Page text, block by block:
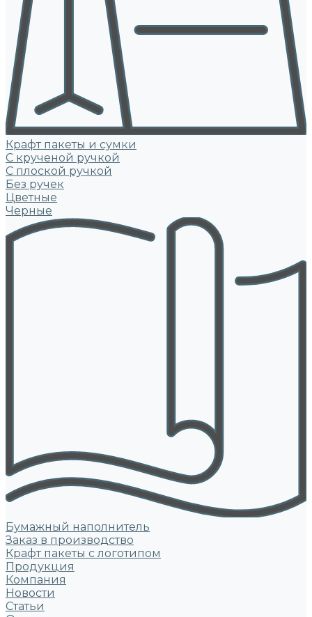
Крафт пакеты и сумки
С крученой ручкой
С плоской ручкой
Без ручек
Цветные
Черные
Бумажный наполнитель
Заказ в производство
Крафт пакеты с логотипом
Продукция
Компания
Новости
Статьи